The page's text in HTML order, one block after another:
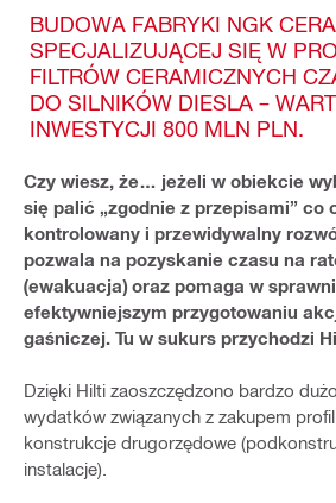
BUDOWA FABRYKI NGK
SPECJALIZUJĄCEJ SIĘ W
FILTRÓW CERAMICZNYCH
DO SILNIKÓW DIESLA –
INWESTYCJI 800 MLN PLN.
Czy wiesz, że… jeżeli w obiekcie
się palić „zgodnie z przepisami” co
kontrolowany i przewidywalny
pozwala na pozyskanie czasu na
(ewakuacja) oraz pomaga w
efektywniejszym przygotowaniu
gaśniczej. Tu w sukurs przychodzi
Dzięki Hilti zaoszczędzono bardzo
wydatków związanych z zakupem
konstrukcje drugorzędowe
instalacje).